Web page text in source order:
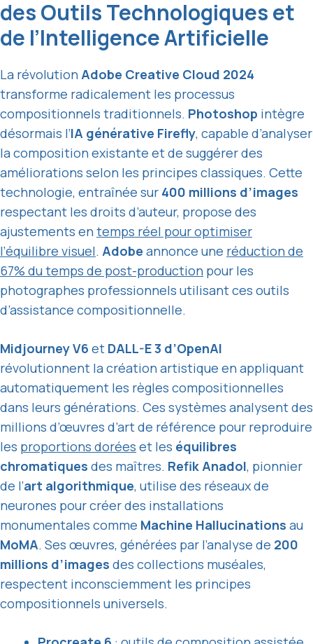
des Outils Technologiques et
de l’Intelligence Artificielle
La révolutionAdobe Creative Cloud 2024
transforme radicalement les processus
compositionnels traditionnels. Photoshop intègre
désormais l’IA générative Firefly, capable d’analyser
la composition existante et de suggérer des
améliorations selon les principes classiques. Cette
technologie, entraînée sur 400 millions d’images
respectant les droits d’auteur, propose des
ajustements entemps réel pour optimiser
l’équilibre visuel. Adobe annonce une réduction de
67% du temps de post-production pour les
photographes professionnels utilisant ces outils
d’assistance compositionnelle.
Midjourney V6 et DALL-E 3 d’OpenAI
révolutionnent la création artistique en appliquant
automatiquement les règles compositionnelles
dans leurs générations. Ces systèmes analysent des
millions d’œuvres d’art de référence pour reproduire
les proportions dorées et les équilibres
chromatiques des maîtres. Refik Anadol, pionnier
de l’art algorithmique, utilise des réseaux de
neurones pour créer des installations
monumentales comme Machine Hallucinations au
MoMA. Ses œuvres, générées par l’analyse de 200
millions d’images des collections muséales,
respectent inconsciemment les principes
compositionnels universels.